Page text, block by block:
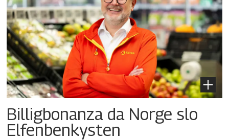
Billigbonanza da Norge slo
Elfenbenkysten